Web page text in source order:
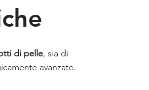
di pelle, sia di
avanzate.